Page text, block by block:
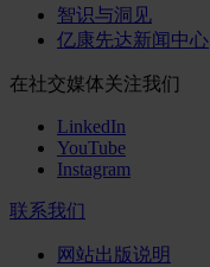
智识与洞见
亿康先达新闻中心
在社交媒体关注我们
LinkedIn
YouTube
Instagram
联系我们
网站出版说明